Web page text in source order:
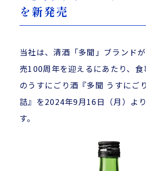
を新発売
当社は、清酒「多聞」ブランド
売100周年を迎えるにあたり、食
のうすにごり酒『多聞 うすにご
詰』を2024年9月16日（月）よ
す。